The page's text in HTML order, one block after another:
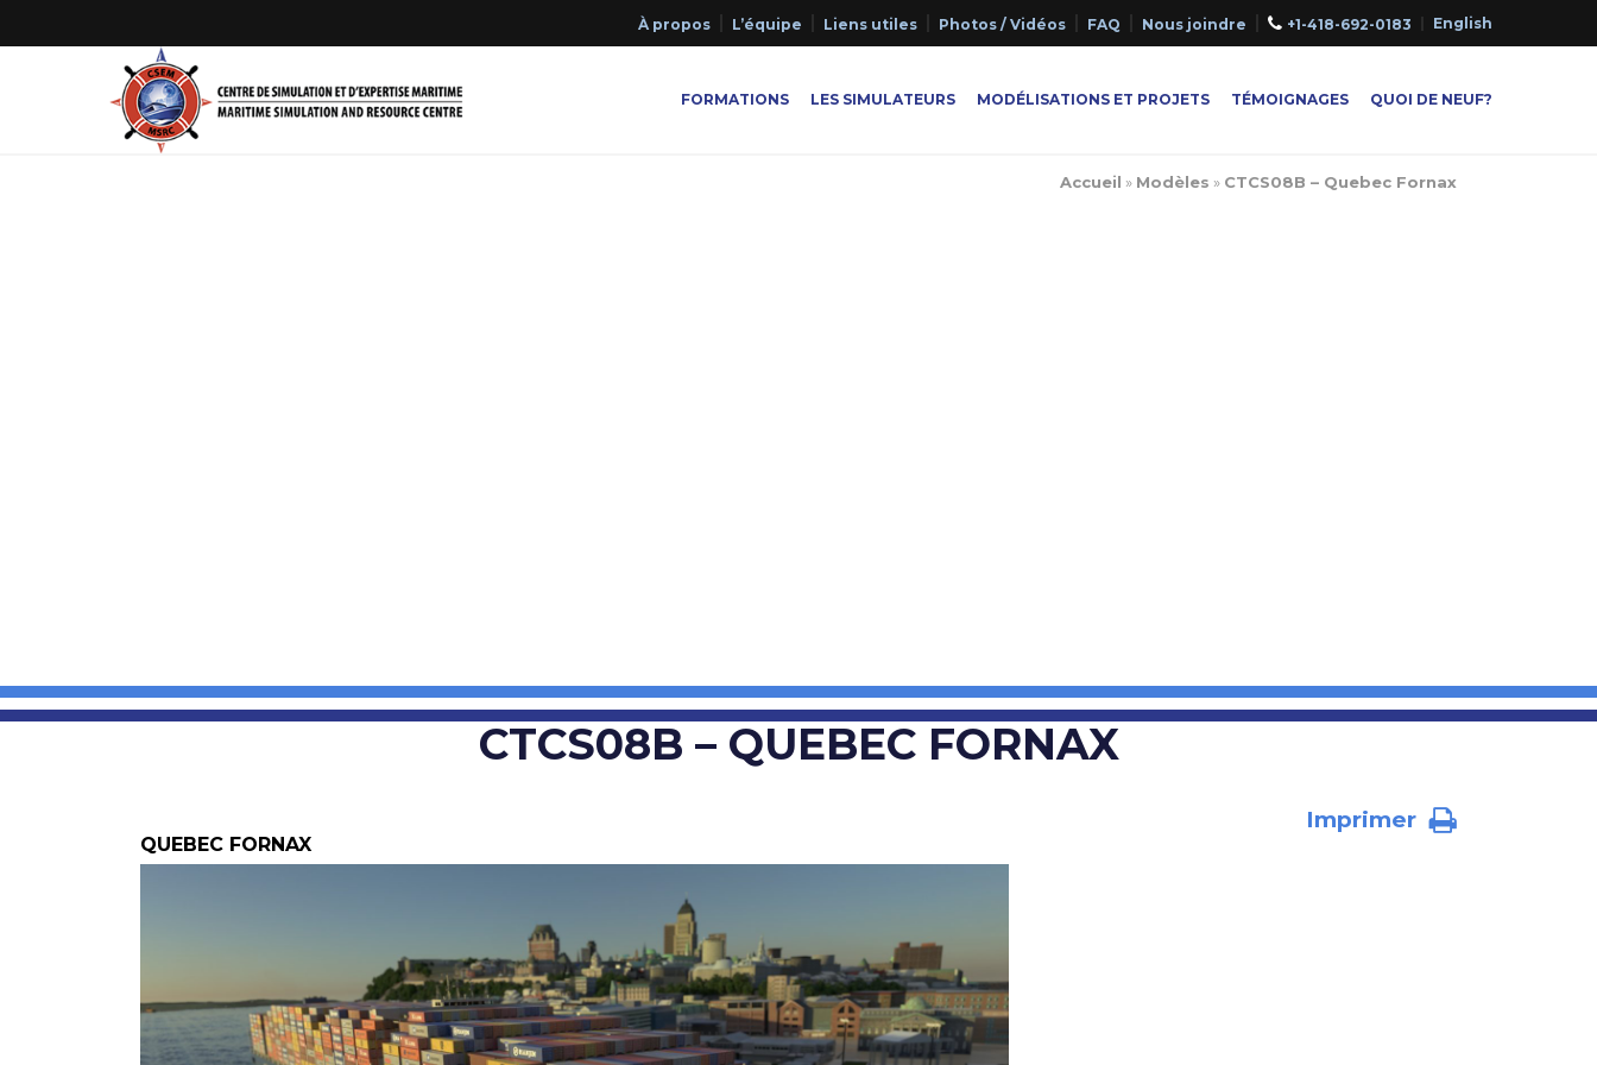
À propos L’équipe Liens utiles Photos / Vidéos FAQ Nous joindre +1-418-692-0183 English
FORMATIONS LES SIMULATEURS MODÉLISATIONS ET PROJETS TÉMOIGNAGES QUOI DE NEUF?
Accueil » Modèles » CTCS08B – Quebec Fornax
CTCS08B – QUEBEC FORNAX
Imprimer
QUEBEC FORNAX